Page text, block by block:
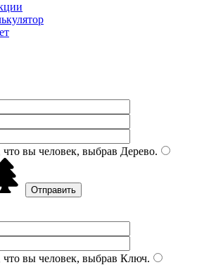
вы человек, выбрав Дерево.
вы человек, выбрав Ключ.